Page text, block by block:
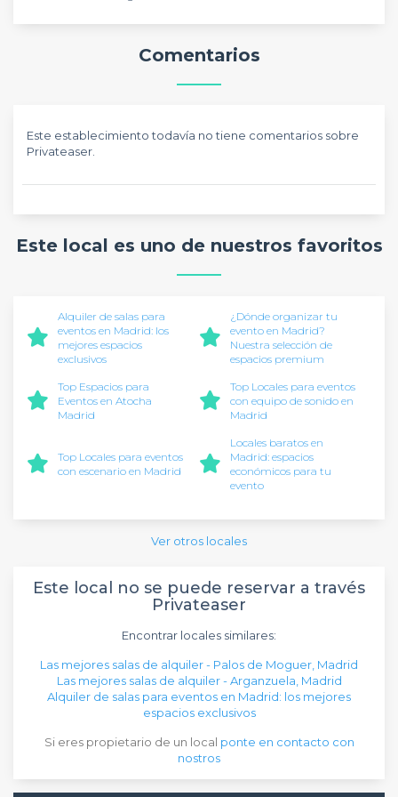
Comentarios
Este establecimiento todavía no tiene comentarios sobre
Privateaser.
Este local es uno de nuestros favoritos
Alquiler de salas para
eventos en Madrid: los
mejores espacios
exclusivos
¿Dónde organizar tu
evento en Madrid?
Nuestra selección de
espacios premium
Top Espacios para
Eventos en Atocha
Madrid
Top Locales para eventos
con equipo de sonido en
Madrid
Top Locales para eventos
con escenario en Madrid
Locales baratos en
Madrid: espacios
económicos para tu
evento
Ver otros locales
Este local no se puede reservar a través
Privateaser
Encontrar locales similares:
Las mejores salas de alquiler - Palos de Moguer, Madrid
Las mejores salas de alquiler - Arganzuela, Madrid
Alquiler de salas para eventos en Madrid: los mejores
espacios exclusivos
Si eres propietario de un local ponte en contacto con
nostros